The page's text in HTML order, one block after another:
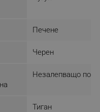
Печене
Черен
Незалепващо
Тиган
.alleop.bg